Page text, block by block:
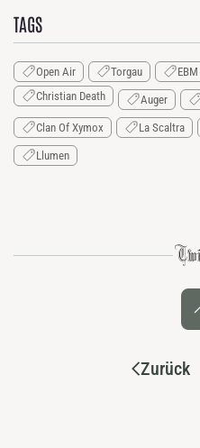
TAGS
Open Air Torgau EBM
Christian Death
Auger
Clan Of Xymox La Scaltra
Llumen
Zurück